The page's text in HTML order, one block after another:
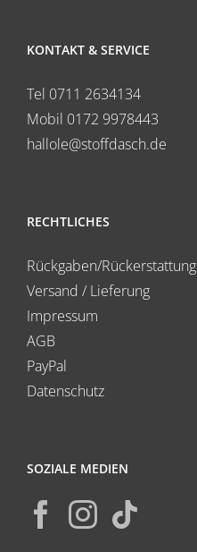
KONTAKT & SERVICE
Tel 0711 2634134
Mobil 0172 9978443
hallole@stoffdasch.de
RECHTLICHES
Rückgaben/Rückerstattung
Versand / Lieferung
Impressum
AGB
PayPal
Datenschutz
SOZIALE MEDIEN